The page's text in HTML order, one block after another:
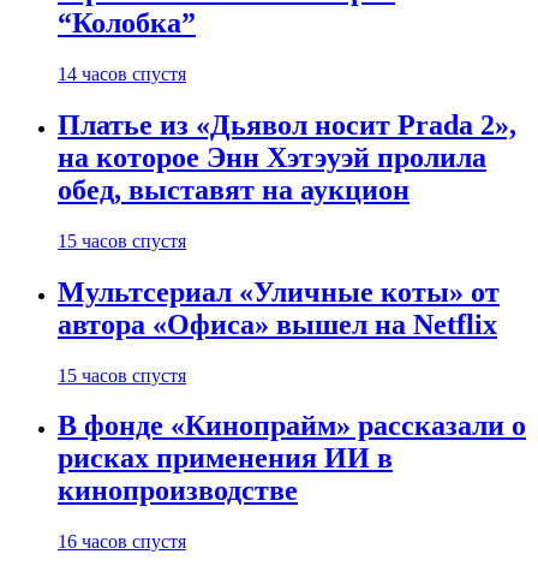
“Колобка”
14 часов спустя
Платье из «Дьявол носит Prada 2»,
на которое Энн Хэтэуэй пролила
обед, выставят на аукцион
15 часов спустя
Мультсериал «Уличные коты» от
автора «Офиса» вышел на Netflix
15 часов спустя
В фонде «Кинопрайм» рассказали о
рисках применения ИИ в
кинопроизводстве
16 часов спустя